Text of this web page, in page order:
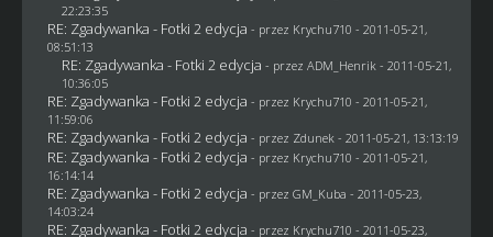
22:23:35
RE: Zgadywanka - Fotki 2 edycja - przez Krychu710 - 2011-05-21,
08:51:13
RE: Zgadywanka - Fotki 2 edycja - przez ADM_Henrik - 2011-05-21,
10:36:05
RE: Zgadywanka - Fotki 2 edycja - przez Krychu710 - 2011-05-21,
11:59:06
RE: Zgadywanka - Fotki 2 edycja - przez Zdunek - 2011-05-21, 13:13:19
RE: Zgadywanka - Fotki 2 edycja - przez Krychu710 - 2011-05-21,
16:14:14
RE: Zgadywanka - Fotki 2 edycja - przez GM_Kuba - 2011-05-23,
14:03:24
RE: Zgadywanka - Fotki 2 edycja - przez Krychu710 - 2011-05-23,